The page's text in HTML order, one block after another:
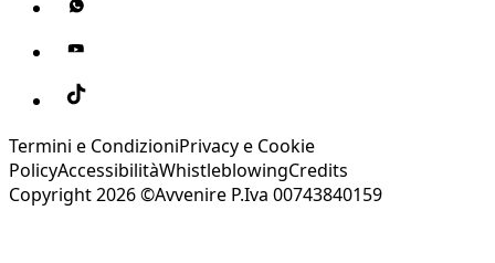
Termini e CondizioniPrivacy e Cookie
PolicyAccessibilitàWhistleblowingCredits
Copyright 2026 ©Avvenire P.Iva 00743840159